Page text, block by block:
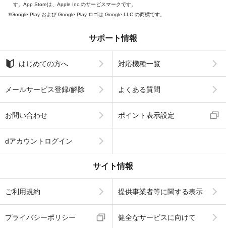
す。App Storeは、Apple Inc.のサービスマークです。
Google Play および Google Play ロゴは Google LLC の商標です。
サポート情報
はじめての方へ 対応機種一覧
メールサービス登録/解除 よくある質問
お問い合わせ ポイント表示設定
dアカウントログイン
サイト情報
ご利用規約 提供事業者等に関する表示
プライバシーポリシー 健全なサービスに向けて